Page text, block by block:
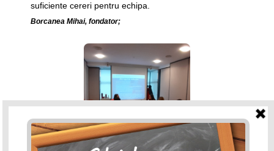
suficiente cereri pentru echipa.
Borcanea Mihai, fondator;